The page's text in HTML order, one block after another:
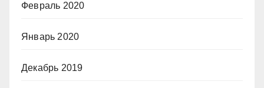
Февраль 2020
Январь 2020
Декабрь 2019